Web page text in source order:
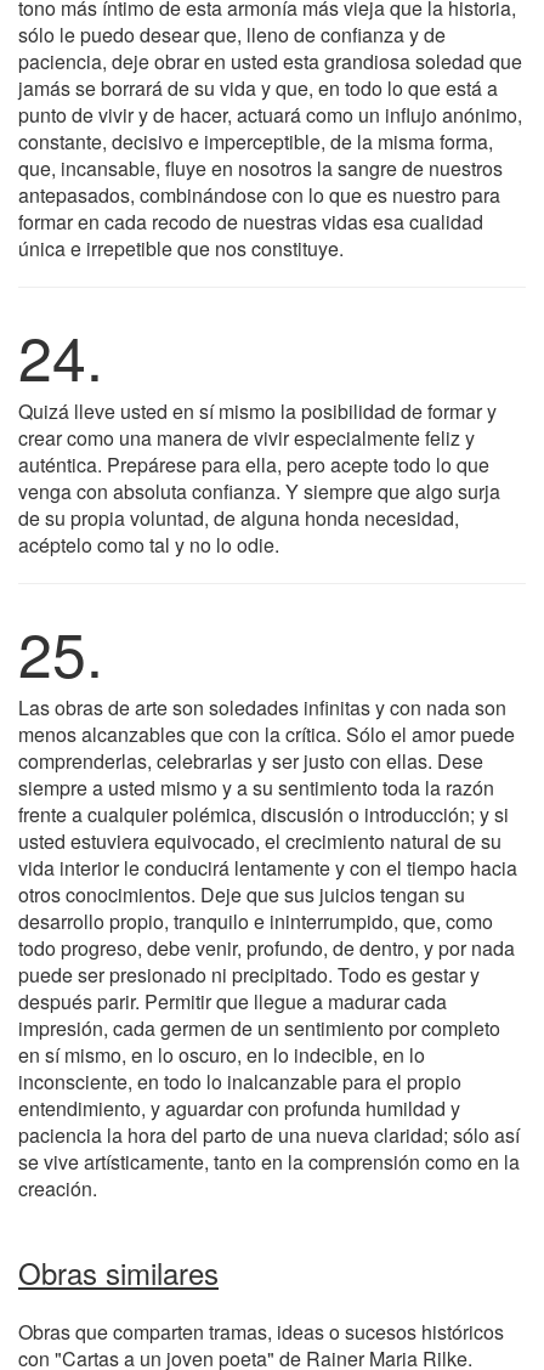
tono más íntimo de esta armonía más vieja que la historia,
sólo le puedo desear que, lleno de confianza y de
paciencia, deje obrar en usted esta grandiosa soledad que
jamás se borrará de su vida y que, en todo lo que está a
punto de vivir y de hacer, actuará como un influjo anónimo,
constante, decisivo e imperceptible, de la misma forma,
que, incansable, fluye en nosotros la sangre de nuestros
antepasados, combinándose con lo que es nuestro para
formar en cada recodo de nuestras vidas esa cualidad
única e irrepetible que nos constituye.
24.
Quizá lleve usted en sí mismo la posibilidad de formar y
crear como una manera de vivir especialmente feliz y
auténtica. Prepárese para ella, pero acepte todo lo que
venga con absoluta confianza. Y siempre que algo surja
de su propia voluntad, de alguna honda necesidad,
acéptelo como tal y no lo odie.
25.
Las obras de arte son soledades infinitas y con nada son
menos alcanzables que con la crítica. Sólo el amor puede
comprenderlas, celebrarlas y ser justo con ellas. Dese
siempre a usted mismo y a su sentimiento toda la razón
frente a cualquier polémica, discusión o introducción; y si
usted estuviera equivocado, el crecimiento natural de su
vida interior le conducirá lentamente y con el tiempo hacia
otros conocimientos. Deje que sus juicios tengan su
desarrollo propio, tranquilo e ininterrumpido, que, como
todo progreso, debe venir, profundo, de dentro, y por nada
puede ser presionado ni precipitado. Todo es gestar y
después parir. Permitir que llegue a madurar cada
impresión, cada germen de un sentimiento por completo
en sí mismo, en lo oscuro, en lo indecible, en lo
inconsciente, en todo lo inalcanzable para el propio
entendimiento, y aguardar con profunda humildad y
paciencia la hora del parto de una nueva claridad; sólo así
se vive artísticamente, tanto en la comprensión como en la
creación.
Obras similares
Obras que comparten tramas, ideas o sucesos históricos
con "Cartas a un joven poeta" de Rainer Maria Rilke.